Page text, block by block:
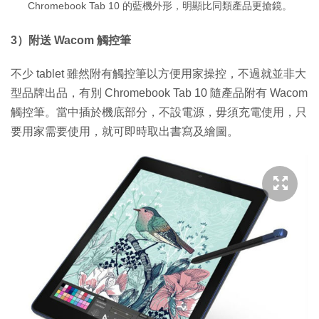
Chromebook Tab 10 的藍機外形，明顯比同類產品更搶鏡。
3）附送 Wacom 觸控筆
不少 tablet 雖然附有觸控筆以方便用家操控，不過就並非大
型品牌出品，有別 Chromebook Tab 10 隨產品附有 Wacom
觸控筆。當中插於機底部分，不設電源，毋須充電使用，只
要用家需要使用，就可即時取出書寫及繪圖。